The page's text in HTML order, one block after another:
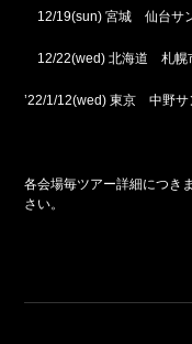
12/19(sun) 宮城 仙台サ
12/22(wed) 北海道 札幌
’22/1/12(wed) 東京 中野サ
各会場毎ツアー詳細につき
さい。